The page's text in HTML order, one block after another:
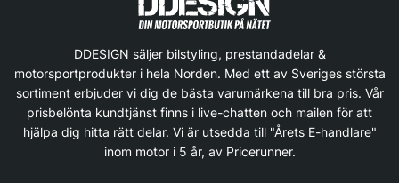
DDESIGN säljer bilstyling, prestandadelar &
motorsportprodukter i hela Norden. Med ett av Sveriges största
sortiment erbjuder vi dig de bästa varumärkena till bra pris. Vår
prisbelönta kundtjänst finns i live-chatten och mailen för att
hjälpa dig hitta rätt delar. Vi är utsedda till "Årets E-handlare"
inom motor i 5 år, av Pricerunner.